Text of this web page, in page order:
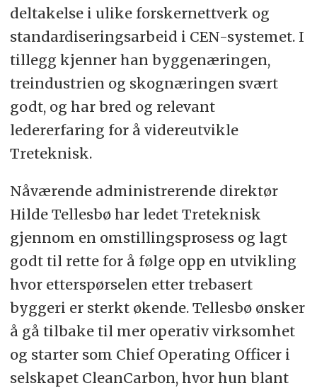
deltakelse i ulike forskernettverk og
standardiseringsarbeid i CEN-systemet. I
tillegg kjenner han byggenæringen,
treindustrien og skognæringen svært
godt, og har bred og relevant
ledererfaring for å videreutvikle
Treteknisk.
Nåværende administrerende direktør
Hilde Tellesbø har ledet Treteknisk
gjennom en omstillingsprosess og lagt
godt til rette for å følge opp en utvikling
hvor etterspørselen etter trebasert
byggeri er sterkt økende. Tellesbø ønsker
å gå tilbake til mer operativ virksomhet
og starter som Chief Operating Officer i
selskapet CleanCarbon, hvor hun blant